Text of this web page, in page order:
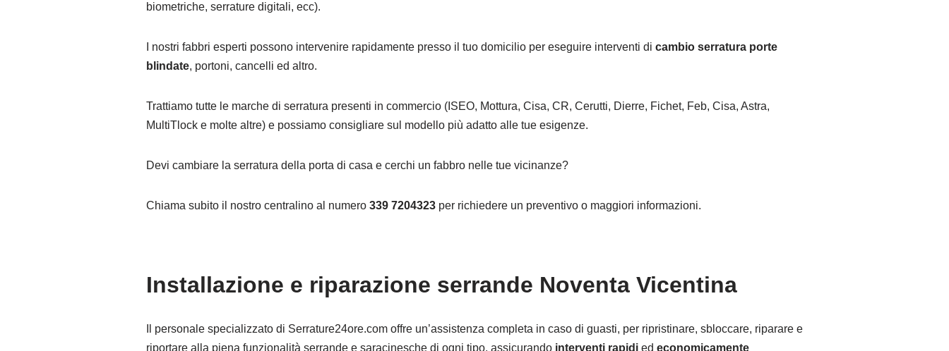
biometriche, serrature digitali, ecc).
I nostri fabbri esperti possono intervenire rapidamente presso il tuo domicilio per eseguire interventi di cambio serratura porte
blindate, portoni, cancelli ed altro.
Trattiamo tutte le marche di serratura presenti in commercio (ISEO, Mottura, Cisa, CR, Cerutti, Dierre, Fichet, Feb, Cisa, Astra,
MultiTlock e molte altre) e possiamo consigliare sul modello più adatto alle tue esigenze.
Devi cambiare la serratura della porta di casa e cerchi un fabbro nelle tue vicinanze?
Chiama subito il nostro centralino al numero 339 7204323 per richiedere un preventivo o maggiori informazioni.
Installazione e riparazione serrande Noventa Vicentina
Il personale specializzato di Serrature24ore.com offre un’assistenza completa in caso di guasti, per ripristinare, sbloccare, riparare e
riportare alla piena funzionalità serrande e saracinesche di ogni tipo, assicurando interventi rapidi ed economicamente